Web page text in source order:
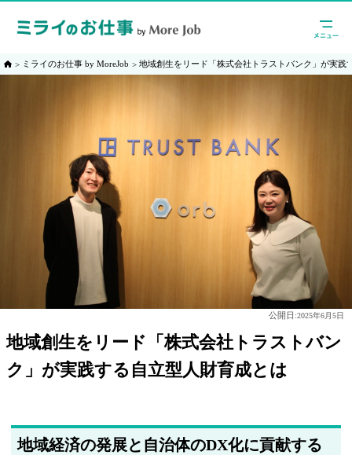
ミライのお仕事 by MoreJob 地域創生をリード「株式会社トラストバンク」が実践
公開日:2025年6月5日
地域創生をリード「株式会社トラストバン
ク」が実践する自立型人財育成とは
地域経済の発展と自治体のDX化に貢献する